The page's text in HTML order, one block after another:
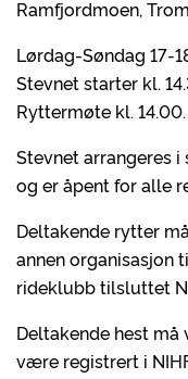
Ramfjordmoen,
Lørdag-Søndag 17-
Stevnet starter kl.
Ryttermøte kl. 14.00.
Stevnet arrangeres
og er åpent for alle
Deltakende rytter
annen organisasjon
rideklubb tilsluttet
Deltakende hest
være registrert i